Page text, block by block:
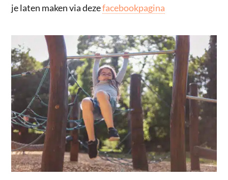
je laten maken via dezefacebookpagina